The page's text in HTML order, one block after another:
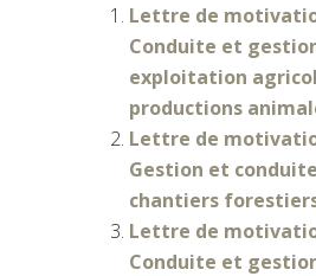
Lettre de
Conduite et
exploitation
productions
Lettre de
Gestion et
chantiers
Lettre de
Conduite et